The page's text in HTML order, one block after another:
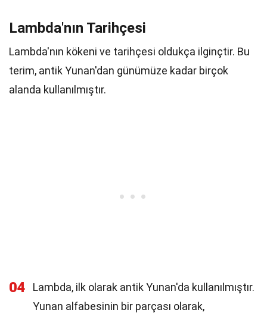
Lambda'nın Tarihçesi
Lambda'nın kökeni ve tarihçesi oldukça ilginçtir. Bu
terim, antik Yunan'dan günümüze kadar birçok
alanda kullanılmıştır.
04
Lambda, ilk olarak antik Yunan'da kullanılmıştır.
Yunan alfabesinin bir parçası olarak,